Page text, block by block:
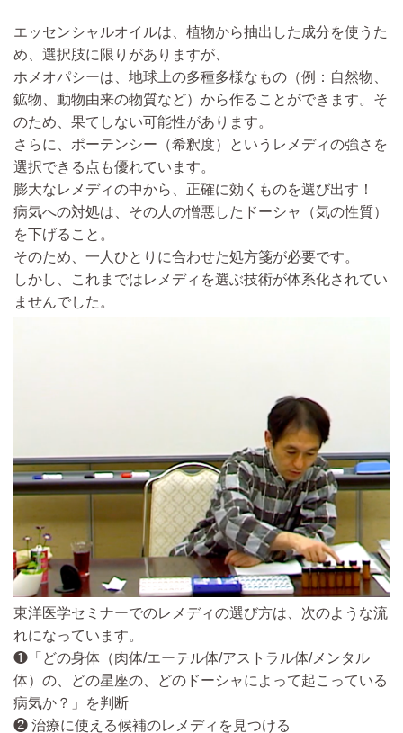
エッセンシャルオイルは、植物から抽出した成分を使うた
め、選択肢に限りがありますが、
ホメオパシーは、地球上の多種多様なもの （例：自然物、
鉱物、動物由来の物質など） から作ることができ ます。そ
のため、 果てしない可能性があります。
さらに、ポーテンシー（希釈度）というレメディの強さを
選択できる点も優れています。
膨大なレメディの中から、正確に効くものを選び出す！
病気への対処は、その人の憎悪したドーシャ（気の性質）
を下げること。
そのため、一人ひとりに合わせた処方箋が必要です。
しかし、これまではレメディを選ぶ技術が体系化されてい
ませんでした。
東洋医学セミナーでのレメディの選び方は、次のような流
れになっています。
❶「どの身体（肉体/エーテル体/アストラル体/メンタル
体）の、どの星座の、どのドーシャによって起こっている
病気か？」を判断
❷ 治療に使える候補のレメディを見つける